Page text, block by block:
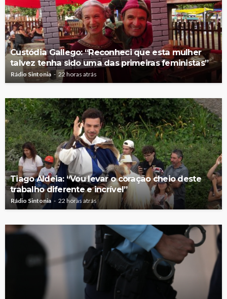
Custódia Gallego: “Reconheci que esta mulher
talvez tenha sido uma das primeiras feministas”
Rádio Sintonia 22 horas atrás
Tiago Aldeia: “Vou levar o coração cheio deste
trabalho diferente e incrível”
Rádio Sintonia 22 horas atrás